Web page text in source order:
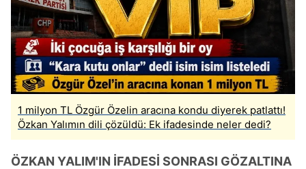
1 milyon TL Özgür Özelin aracına kondu diyerek patlattı!
Özkan Yalımın dili çözüldü: Ek ifadesinde neler dedi?
ÖZKAN YALIM'IN İFADESİ SONRASI GÖZALTINA